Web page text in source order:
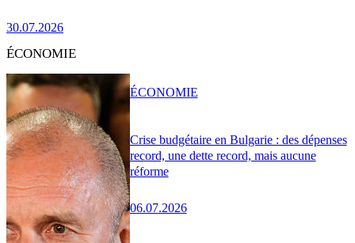
30.07.2026
ÉCONOMIE
Crise budgétaire en Bulgarie : des dépenses
record, une dette record, mais aucune
réforme
06.07.2026
ÉCONOMIE